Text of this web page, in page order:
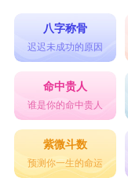
八字称骨
迟迟未成功的原因
命中贵人
谁是你的命中贵人
紫微斗数
预测你一生的命运